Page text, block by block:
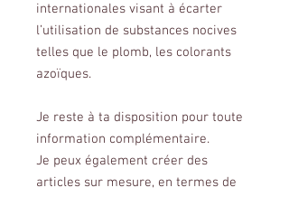
internationales visant à écarter
l’utilisation de substances nocives
telles que le plomb, les colorants
azoïques.
Je reste à ta disposition pour toute
information complémentaire.
Je peux également créer des
articles sur mesure, en termes de